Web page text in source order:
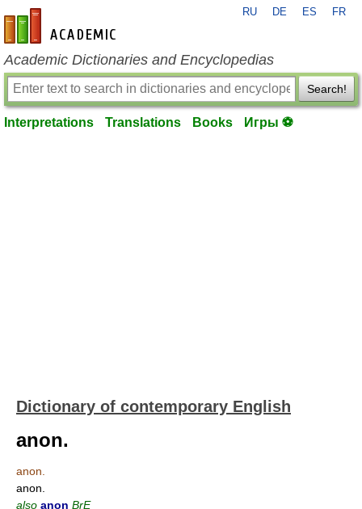
en-academic.com
RU DE ES FR
Academic Dictionaries and Encyclopedias
Search!
Interpretations Translations Books Игры ⚽
Dictionary of contemporary English
anon.
anon.
anon.
also anon BrE